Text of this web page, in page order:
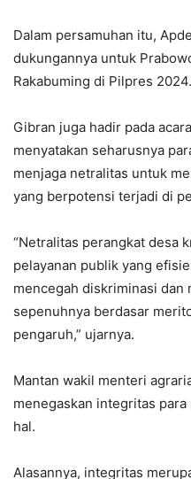
Dalam persamuhan itu,
dukungannya untuk
Rakabuming di Pilpres 2024.
Gibran juga hadir pada
menyatakan seharusnya
menjaga netralitas untuk
yang berpotensi terjadi di
“Netralitas perangkat desa
pelayanan publik yang
mencegah diskriminasi dan
sepenuhnya berdasar
pengaruh,” ujarnya.
Mantan wakil menteri
menegaskan integritas
hal.
Alasannya, integritas